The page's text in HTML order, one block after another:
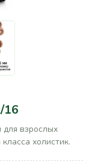
16
взрослых
холистик.